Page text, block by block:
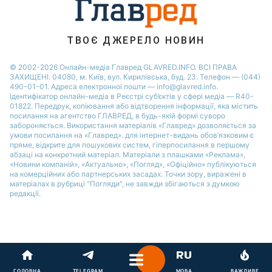
ТВОЄ ДЖЕРЕЛО НОВИН
© 2002-2026 Онлайн-медіа Главред GLAVRED.INFO. ВСІ ПРАВА
ЗАХИЩЕНІ. 04080, м. Київ, вул. Кирилівська, буд. 23. Телефон — (044)
490-01-01. Адреса електронної пошти — info@glavred.info.
Ідентифікатор онлайн-медіа в Реєстрі суб’єктів у сфері медіа — R40-
01822. Передрук, копіювання або відтворення інформації, яка містить
посилання на агентство ГЛАВРЕД, в будь-якій формi суворо
забороняється. Використання матеріалів «Главред» дозволяється за
умови посилання на «Главред». для інтернет-видань обов’язковим є
пряме, відкрите для пошукових систем, гіперпосилання в першому
абзаці на конкретний матеріал. Матеріали з плашками «Реклама»,
«Новини компаній», «Актуально», «Погляд», «Офіційно» публікуються
на комерційних або партнерських засадах. Точки зору, виражені в
матеріалах в рубриці "Погляди", не завжди збігаються з думкою
редакції.
ГОЛОВНА TELEGRAM МОВА ВАЖЛИВЕ